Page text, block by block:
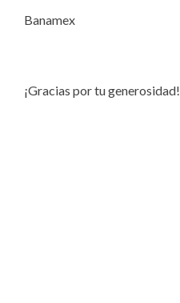
Banamex
¡Gracias por tu generosidad!